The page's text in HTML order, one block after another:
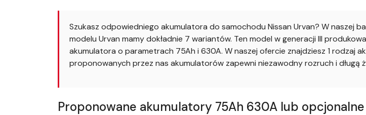
Szukasz odpowiedniego akumulatora do samochodu Nissan Urvan? W naszej
modelu Urvan mamy dokładnie 7 wariantów. Ten model w generacji III
akumulatora o parametrach 75Ah i 630A. W naszej ofercie znajdziesz 1 rodzaj
proponowanych przez nas akumulatorów zapewni niezawodny rozruch i długą
Proponowane akumulatory 75Ah 630A lub opcjonalne